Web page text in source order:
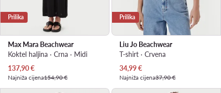
Prilika
Max Mara Beachwear
Koktel haljina · Crna · Midi
Trenutna cijena
137,90€
Najniža cijena154,90 €
Prilika
Liu Jo Beachwear
T-shirt · Crvena
Trenutna cijena
34,99€
Najniža cijena37,90 €